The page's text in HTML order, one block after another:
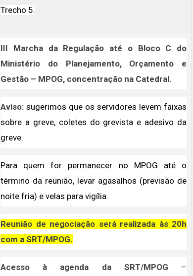
Trecho 5.
III Marcha da Regulação até o Bloco C do
Ministério do Planejamento, Orçamento e
Gestão – MPOG, concentração na Catedral.
Aviso: sugerimos que os servidores levem faixas
sobre a greve, coletes do grevista e adesivo da
greve.
Para quem for permanecer no MPOG até o
término da reunião, levar agasalhos (previsão de
noite fria) e velas para vigília.
Reunião de negociação será realizada às 20h
com a SRT/MPOG.
Acesso à agenda da SRT/MPOG –